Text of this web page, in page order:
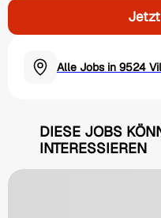
Alle Jobs in 9524
DIESE JOBS
INTERESSIEREN